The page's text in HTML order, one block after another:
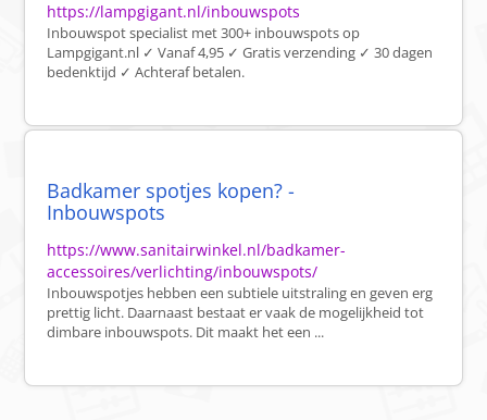
https://lampgigant.nl/inbouwspots
Inbouwspot specialist met 300+ inbouwspots op
Lampgigant.nl ✓ Vanaf 4,95 ✓ Gratis verzending ✓ 30 dagen
bedenktijd ✓ Achteraf betalen.
Badkamer spotjes kopen? -
Inbouwspots
https://www.sanitairwinkel.nl/badkamer-
accessoires/verlichting/inbouwspots/
Inbouwspotjes hebben een subtiele uitstraling en geven erg
prettig licht. Daarnaast bestaat er vaak de mogelijkheid tot
dimbare inbouwspots. Dit maakt het een ...